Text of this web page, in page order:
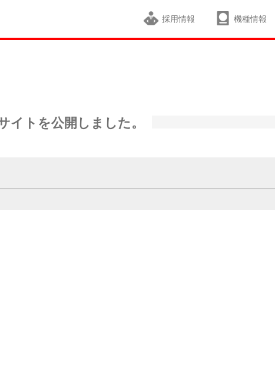
採用情報 機種情報
イトを公開しました。